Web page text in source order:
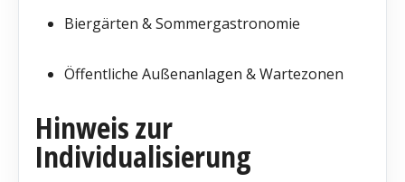
Biergärten & Sommergastronomie
Öffentliche Außenanlagen & Wartezonen
Hinweis zur
Individualisierung